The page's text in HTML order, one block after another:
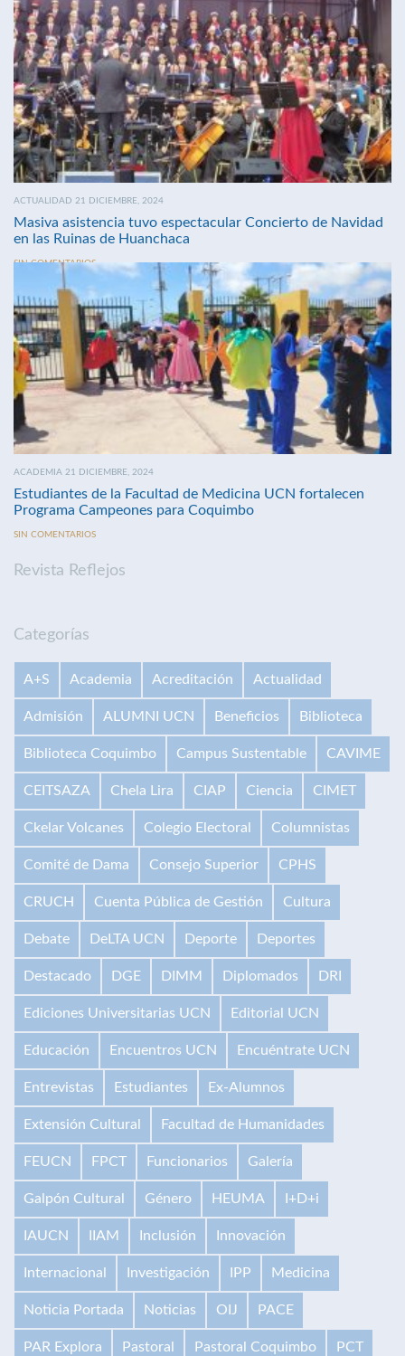
ACTUALIDAD 21 DICIEMBRE, 2024
Masiva asistencia tuvo espectacular Concierto de Navidad
en las Ruinas de Huanchaca
SIN COMENTARIOS
ACADEMIA 21 DICIEMBRE, 2024
Estudiantes de la Facultad de Medicina UCN fortalecen
Programa Campeones para Coquimbo
SIN COMENTARIOS
Revista Reflejos
Categorías
A+S Academia Acreditación Actualidad
Admisión ALUMNI UCN Beneficios Biblioteca
Biblioteca Coquimbo Campus Sustentable CAVIME
CEITSAZA Chela Lira CIAP Ciencia CIMET
Ckelar Volcanes Colegio Electoral Columnistas
Comité de Dama Consejo Superior CPHS
CRUCH Cuenta Pública de Gestión Cultura
Debate DeLTA UCN Deporte Deportes
Destacado DGE DIMM Diplomados DRI
Ediciones Universitarias UCN Editorial UCN
Educación Encuentros UCN Encuéntrate UCN
Entrevistas Estudiantes Ex-Alumnos
Extensión Cultural Facultad de Humanidades
FEUCN FPCT Funcionarios Galería
Galpón Cultural Género HEUMA I+D+i
IAUCN IIAM Inclusión Innovación
Internacional Investigación IPP Medicina
Noticia Portada Noticias OIJ PACE
PAR Explora Pastoral Pastoral Coquimbo PCT